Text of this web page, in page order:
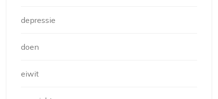
depressie
doen
eiwit